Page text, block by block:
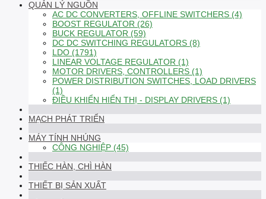
QUẢN LÝ NGUỒN
AC DC CONVERTERS, OFFLINE SWITCHERS (4)
BOOST REGULATOR (26)
BUCK REGULATOR (59)
DC DC SWITCHING REGULATORS (8)
LDO (1791)
LINEAR VOLTAGE REGULATOR (1)
MOTOR DRIVERS, CONTROLLERS (1)
POWER DISTRIBUTION SWITCHES, LOAD DRIVERS
(1)
ĐIỀU KHIỂN HIỂN THỊ - DISPLAY DRIVERS (1)
MẠCH PHÁT TRIỂN
MÁY TÍNH NHÚNG
CÔNG NGHIỆP (45)
THIẾC HÀN, CHÌ HÀN
THIẾT BỊ SẢN XUẤT